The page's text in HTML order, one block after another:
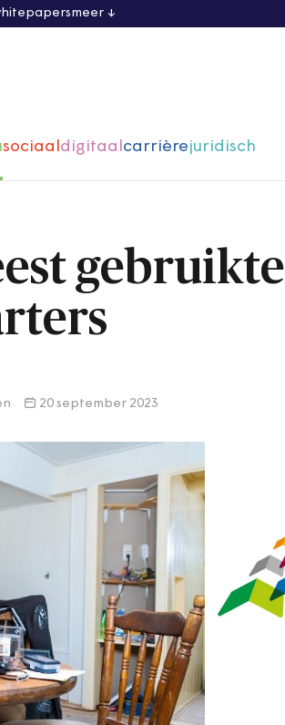
meer
sociaaldigitaalcarrièrejuridisch
gebruikte
20 september 2023